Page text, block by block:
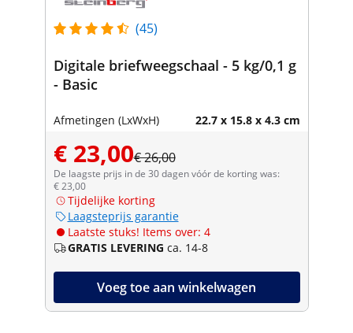
(45)
Digitale briefweegschaal - 5 kg/0,1 g
- Basic
Afmetingen (LxWxH) 22.7 x 15.8 x 4.3 cm
€ 23,00€ 26,00
De laagste prijs in de 30 dagen vóór de korting was:
€ 23,00
Tijdelijke korting
Laagsteprijs garantie
Laatste stuks! Items over: 4
GRATIS LEVERING ca. 14-8
Voeg toe aan winkelwagen